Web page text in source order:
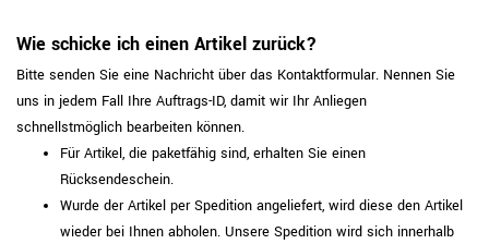
Wie schicke ich einen Artikel zurück?
Bitte senden Sie eine Nachricht über das Kontaktformular. Nennen Sie
uns in jedem Fall Ihre Auftrags-ID, damit wir Ihr Anliegen
schnellstmöglich bearbeiten können.
Für Artikel, die paketfähig sind, erhalten Sie einen
Rücksendeschein.
Wurde der Artikel per Spedition angeliefert, wird diese den Artikel
wieder bei Ihnen abholen. Unsere Spedition wird sich innerhalb